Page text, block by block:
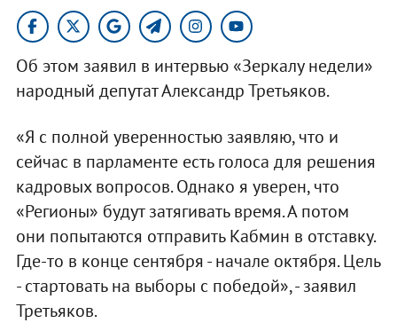
Об этом заявил в интервью «Зеркалу недели»
народный депутат Александр Третьяков.
«Я с полной уверенностью заявляю, что и
сейчас в парламенте есть голоса для решения
кадровых вопросов. Однако я уверен, что
«Регионы» будут затягивать время. А потом
они попытаются отправить Кабмин в отставку.
Где-то в конце сентября - начале октября. Цель
- стартовать на выборы с победой», - заявил
Третьяков.